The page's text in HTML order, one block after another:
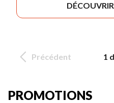
Précédent 1
PROMOTIONS